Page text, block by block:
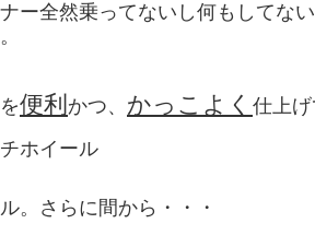
ー全然乗ってないし何もしてない
便利 かつ、 かっこよく 仕上
ホイール
。さらに間から・・・